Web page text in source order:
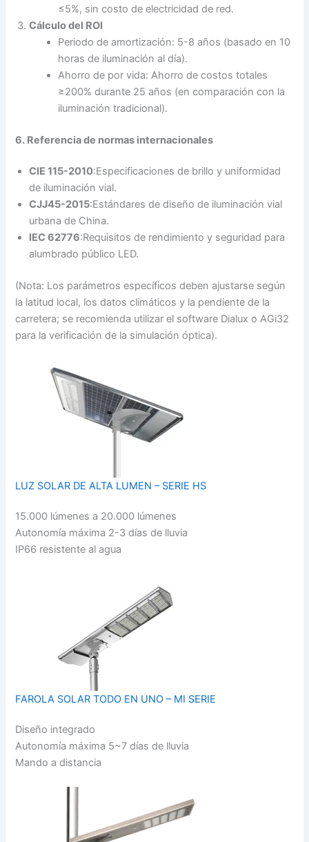
≤5%, sin costo de electricidad de red.
Cálculo del ROI
Periodo de amortización: 5-8 años (basado en 10
horas de iluminación al día).
Ahorro de por vida: Ahorro de costos totales
≥200% durante 25 años (en comparación con la
iluminación tradicional).
6. Referencia de normas internacionales
CIE 115-2010:Especificaciones de brillo y uniformidad
de iluminación vial.
CJJ45-2015:Estándares de diseño de iluminación vial
urbana de China.
IEC 62776:Requisitos de rendimiento y seguridad para
alumbrado público LED.
(Nota: Los parámetros específicos deben ajustarse según
la latitud local, los datos climáticos y la pendiente de la
carretera; se recomienda utilizar el software Dialux o AGi32
para la verificación de la simulación óptica).
LUZ SOLAR DE ALTA LUMEN – SERIE HS
15.000 lúmenes a 20.000 lúmenes
Autonomía máxima 2-3 días de lluvia
IP66 resistente al agua
FAROLA SOLAR TODO EN UNO – MI SERIE
Diseño integrado
Autonomía máxima 5~7 días de lluvia
Mando a distancia